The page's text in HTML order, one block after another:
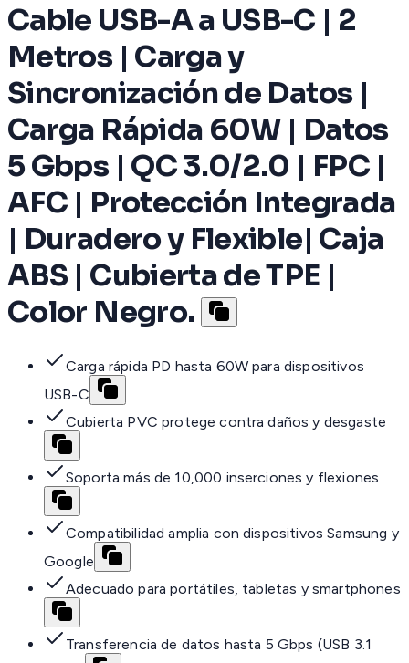
Cable USB-A a USB-C | 2
Metros | Carga y
Sincronización de Datos |
Carga Rápida 60W | Datos
5 Gbps | QC 3.0/2.0 | FPC |
AFC | Protección Integrada
| Duradero y Flexible| Caja
ABS | Cubierta de TPE |
Color Negro.
Carga rápida PD hasta 60W para dispositivos
USB-C
Cubierta PVC protege contra daños y desgaste
Soporta más de 10,000 inserciones y flexiones
Compatibilidad amplia con dispositivos Samsung y
Google
Adecuado para portátiles, tabletas y smartphones
Transferencia de datos hasta 5 Gbps (USB 3.1